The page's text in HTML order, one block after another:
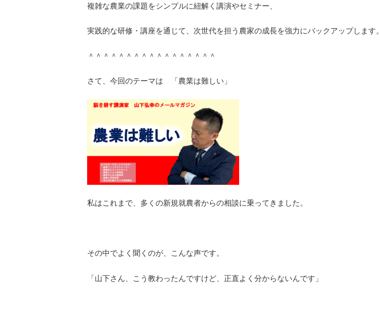
複雑な農業の課題をシンプルに紐解く講演やセミナー、
実践的な研修・講座を通じて、次世代を担う農家の成長を強力にバックアップします。
＾＾＾＾＾＾＾＾＾＾＾＾＾＾＾＾＾
さて、今回のテーマは 「農業は難しい」
私はこれまで、多くの新規就農者からの相談に乗ってきました。
その中でよく聞くのが、こんな声です。
「山下さん、こう教わったんですけど、正直よく分からないんです」